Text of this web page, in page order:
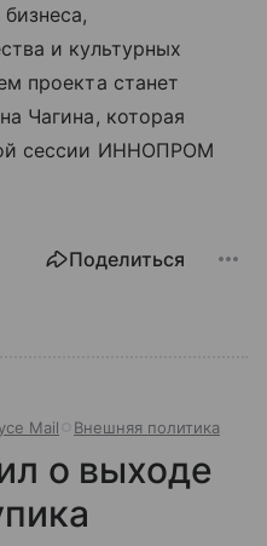
и культурных
проекта станет
Чагина, которая
сессии ИННОПРОМ
Поделиться
Mail Внешняя политика
о выходе